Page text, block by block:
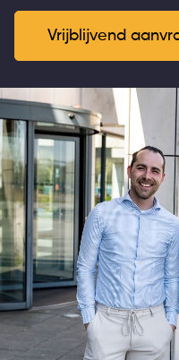
Vrijblijvend